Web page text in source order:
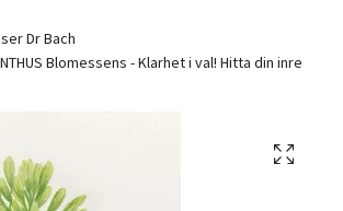
Dr Bach
Blomessens - Klarhet i val! Hitta din inre